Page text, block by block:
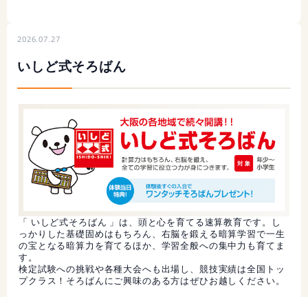
2026.07.27
いしど式そろばん
「 いしど式そろばん 」は、頭と心を育てる速算教育です。し
っかりした基礎固めはもちろん、右脳を鍛える暗算学習で一生
の宝となる暗算力を育てるほか、学習全般への集中力も育てま
す。
検定試験への挑戦や各種大会へも出場し、競技実績は全国トッ
プクラス！そろばんにご興味のある方はぜひお越しください。